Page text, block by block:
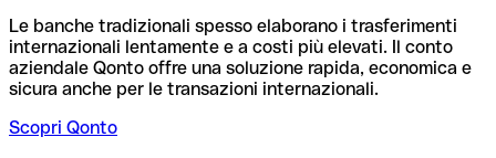
Le banche tradizionali spesso elaborano i trasferimenti
internazionali lentamente e a costi più elevati. Il conto
aziendale Qonto offre una soluzione rapida, economica e
sicura anche per le transazioni internazionali.
Scopri Qonto